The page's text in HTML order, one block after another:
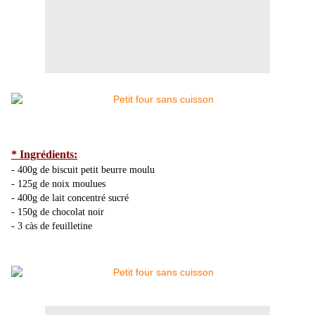
* Ingrédients:
- 400g de biscuit petit beurre moulu
- 125g de noix moulues
- 400g de lait concentré sucré
- 150g de chocolat noir
- 3 càs de feuilletine